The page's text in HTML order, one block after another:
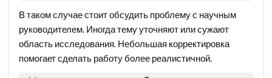
В таком случае стоит обсудить проблему с научным
руководителем. Иногда тему уточняют или сужают
область исследования. Небольшая корректировка
помогает сделать работу более реалистичной.